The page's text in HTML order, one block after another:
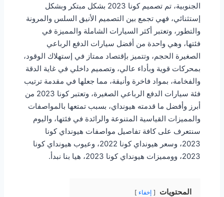
الجنوبية، تم تصميم كونا 2023 بشكل مبتكر وبشكل
إستثنائي، فهي تجمع بين التصميم الأنيق السلس والمرونة
والتطور، وتعتبر أكثر السيارات الشاملة والمميزة في
فئتها، وهي واحدة من أفضل سيارات الدفع الرباعي
الصغيرة الحجم، وتتميز بإقتصاد ممتاز في إستهلاك الوقود،
بمحركات قوية وبأداء عالي، وتصميم داخلي في غاية الدقة
والفخامة، بمواد فاخرة وأنيقة، مما جعلها في مقدمة ترتيب
فئة سيارات الدفع الرباعي الصغيرة، وتعتبر كونا 2023 من
أبرز وأفضل ما قدمته هيونداي، بسبب تمتعها بالمواصفات
والمميزات القياسية المتنوعة والرائدة في فئتها، واليوم
سنتعرف على كافة تفاصيل مواصفات هيونداي كونا
2023، وسعر هيونداي كونا 2022، وعيوب هيونداي كونا
2023، وومميزات هيونداي كونا 2023، هيا بنا نبدأ.
المحتويات إخفاء